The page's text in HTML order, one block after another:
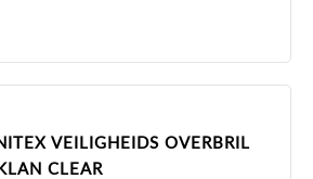
VEILIGHEIDS OVERBRIL
CLEAR